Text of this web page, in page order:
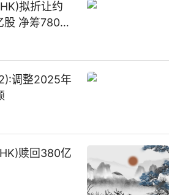
拟折让约
净筹780万
调整2025年
赎回380亿